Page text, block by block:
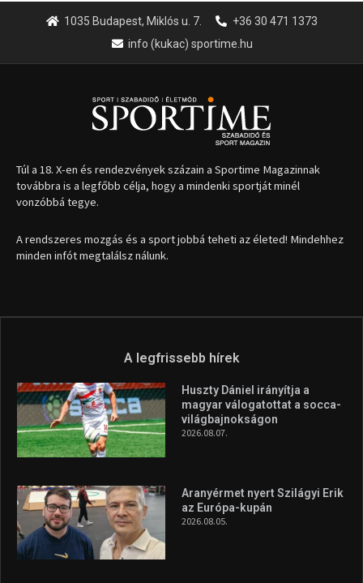
1035 Budapest, Miklós u. 7.
+36 30 471 1373
info (kukac) sportime.hu
Túl a 18. X-en és rendezvények százain a Sportime Magazinnak
továbbra is a legfőbb célja, hogy a mindenki sportját minél
vonzóbbá tegye.
A rendszeres mozgás és a sport jobbá teheti az életed! Mindehhez
minden infót megtalálsz nálunk.
A legfrissebb hírek
Huszty Dániel irányítja a
magyar válogatottat a socca-
világbajnokságon
2026.08.07.
Aranyérmet nyert Szilágyi Erik
az Európa-kupán
2026.08.05.